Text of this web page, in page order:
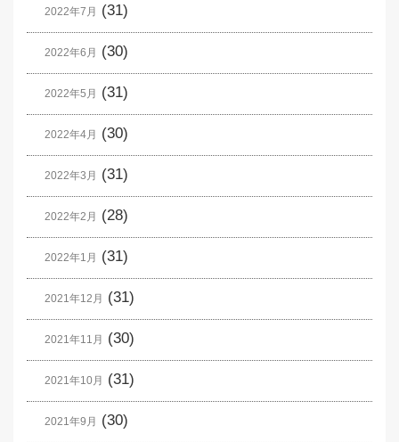
2022年7月 (31)
2022年6月 (30)
2022年5月 (31)
2022年4月 (30)
2022年3月 (31)
2022年2月 (28)
2022年1月 (31)
2021年12月 (31)
2021年11月 (30)
2021年10月 (31)
2021年9月 (30)